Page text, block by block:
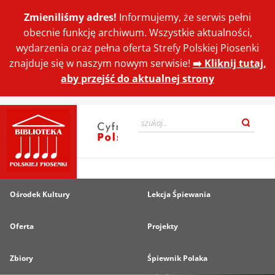
Zmieniliśmy adres! Informujemy, że serwis pełni
obecnie funkcję archiwum. Wszystkie aktualności,
wydarzenia oraz pełna oferta Strefy Polskiej Piosenki
znajduje się w naszym nowym serwisie! ➡️ Kliknij tutaj,
aby przejść do aktualnej strony
Ośrodek Kultury Lekcja Śpiewania
Oferta Projekty
Zbiory Śpiewnik Polaka